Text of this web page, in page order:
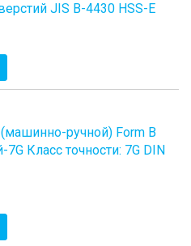
JIS B-4430 HSS-E
ручной) Form B
Класс точности: 7G DIN